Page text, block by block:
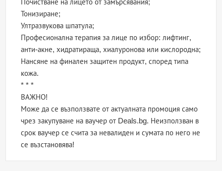
Почистване на лицето от замърсявания;
Тонизиране;
Ултразвукова шпатула;
Професионална терапия за лице по избор: лифтинг,
анти-акне, хидратираща, хиалуронова или кислородна;
Нансяне на финален защитен продукт, според типа
кожа.
* * *
ВАЖНО!
Може да се възползвате от актуалната промоция само
чрез закупуване на ваучер от Deals.bg. Неизползван в
срок ваучер се счита за невалиден и сумата по него не
се възстановява!